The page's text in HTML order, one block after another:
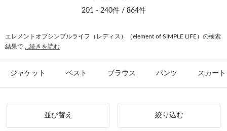
201 - 240件 / 864件
エレメントオブシンプルライフ（レディス）（element of SIMPLE LIFE）の検索
結果で
...続きを読む
ジャケット ベスト ブラウス パンツ スカート
並び替え 絞り込む